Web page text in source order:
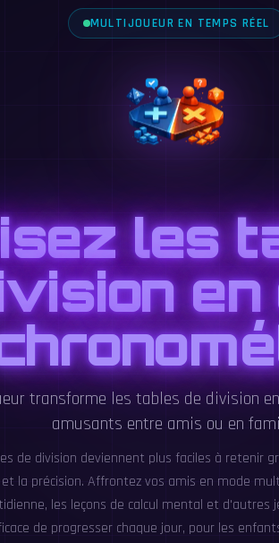
MULTIJOUEUR EN TEMPS RÉEL
les
en
transforme les tables de division
amusants entre amis ou en
de division deviennent plus faciles à retenir
la précision. Affrontez vos amis en mode
les leçons de calcul mental et d'autres
de progresser chaque jour, pour les